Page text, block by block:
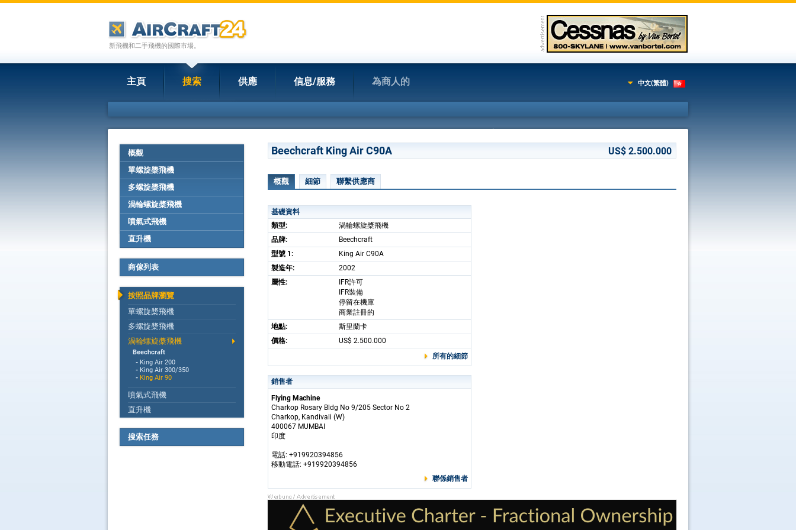
新飛機和二手飛機的國際市場。
主頁 搜索 供應 信息/服務 為商人的 中文(繁體)
概觀
單螺旋槳飛機
多螺旋槳飛機
渦輪螺旋槳飛機
噴氣式飛機
直升機
商傢列表
按照品牌瀏覽
單螺旋槳飛機
多螺旋槳飛機
渦輪螺旋槳飛機
Beechcraft
- King Air 200
- King Air 300/350
- King Air 90
噴氣式飛機
直升機
搜索任務
Beechcraft King Air C90A US$ 2.500.000
概觀 細節 聯繫供應商
基礎資料
類型:
渦輪螺旋槳飛機
品牌:
Beechcraft
型號 1:
King Air C90A
製造年:
2002
屬性:
IFR許可
IFR裝備
停留在機庫
商業註冊的
地點:
斯里蘭卡
價格:
US$ 2.500.000
所有的細節
銷售者
Flying Machine
Charkop Rosary Bldg No 9/205 Sector No 2
Charkop, Kandivali (W)
400067 MUMBAI
印度
電話: +919920394856
移動電話: +919920394856
聯係銷售者